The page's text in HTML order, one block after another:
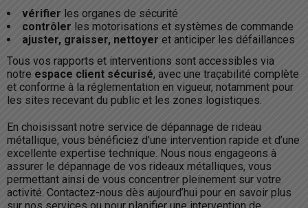
vérifier les organes de sécurité
contrôler les motorisations et systèmes de commande
ajuster, graisser, nettoyer et anticiper les défaillances
Tous vos rapports et interventions sont accessibles via
notre espace client sécurisé, avec une traçabilité complète
et conforme à la réglementation en vigueur, notamment pour
les sites recevant du public et les zones logistiques.
En choisissant notre service de dépannage de rideau
métallique, vous bénéficiez d’une intervention rapide et d’une
excellente expertise technique. Nous nous engageons à
assurer le dépannage de vos rideaux métalliques, vous
permettant ainsi de vous concentrer pleinement sur votre
activité. Contactez-nous dès aujourd’hui pour en savoir plus